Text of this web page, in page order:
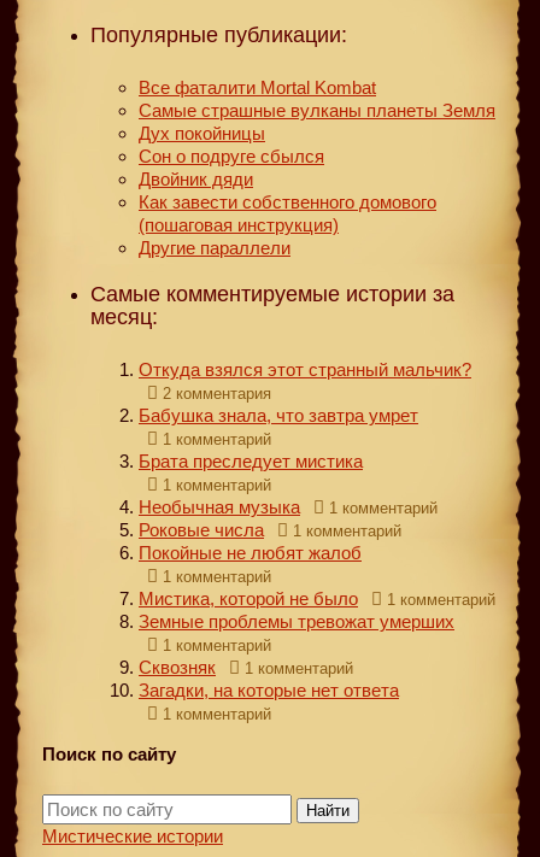
Популярные публикации:
Все фаталити Mortal Kombat
Самые страшные вулканы планеты Земля
Дух покойницы
Сон о подруге сбылся
Двойник дяди
Как завести собственного домового
(пошаговая инструкция)
Другие параллели
Самые комментируемые истории за
месяц:
Откуда взялся этот странный мальчик?
2 комментария
Бабушка знала, что завтра умрет
1 комментарий
Брата преследует мистика
1 комментарий
Необычная музыка 1 комментарий
Роковые числа 1 комментарий
Покойные не любят жалоб
1 комментарий
Мистика, которой не было 1 комментарий
Земные проблемы тревожат умерших
1 комментарий
Сквозняк 1 комментарий
Загадки, на которые нет ответа
1 комментарий
Поиск по сайту
Найти
Мистические истории